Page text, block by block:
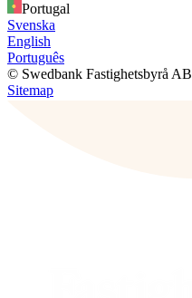
Portugal
Svenska
English
Português
© Swedbank Fastighetsbyrå AB
Sitemap